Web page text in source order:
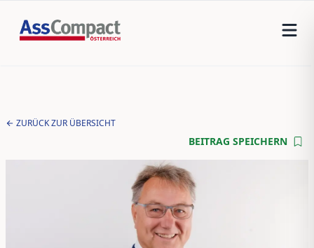
ZURÜCK ZUR ÜBERSICHT
BEITRAG SPEICHERN